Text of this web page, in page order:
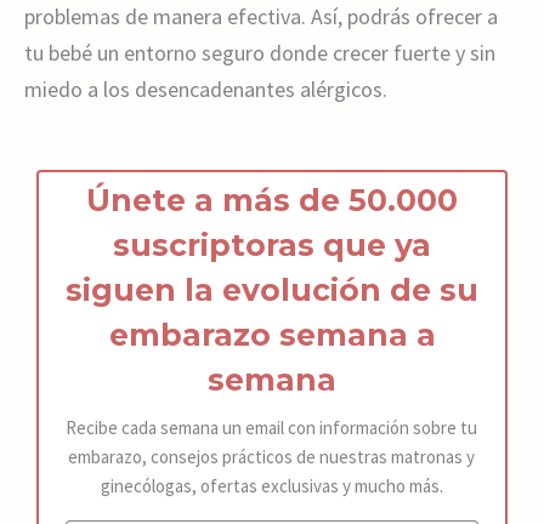
problemas de manera efectiva. Así, podrás ofrecer a
tu bebé un entorno seguro donde crecer fuerte y sin
miedo a los desencadenantes alérgicos.
Únete a más de 50.000
suscriptoras que ya
siguen la evolución de su
embarazo semana a
semana
Recibe cada semana un email con información sobre tu
embarazo, consejos prácticos de nuestras matronas y
ginecólogas, ofertas exclusivas y mucho más.